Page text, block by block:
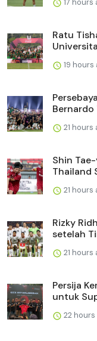
17 hours
Ratu
19 hours
Bernardo
21 hours
Shin
Thailand
21 hours
Rizky
setelah
21 hours
Persija
untuk
22 hours